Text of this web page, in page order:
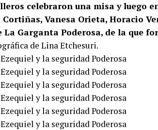
celebraron una misa y luego
Vanesa Orieta, Horacio
Garganta Poderosa, de la que
de Lina Etchesuri.